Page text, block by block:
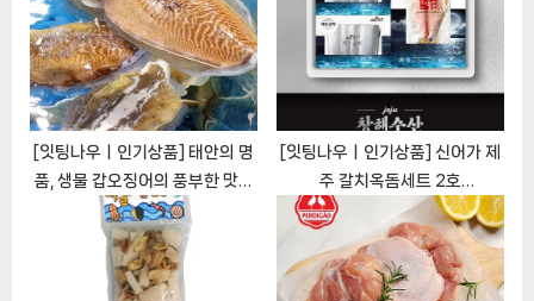
o
s
t
:
t
:
[잇팅나우ㅣ인기상품] 태안의 명
품, 생물 갑오징어의 풍부한 맛과
신선함을 경험하자
[EatingNOWㅣ추천상품]
[잇팅나우ㅣ인기상품] 신어가 제
주 갈치옥돔세트 2호
[EatingNOWㅣ추천상품]